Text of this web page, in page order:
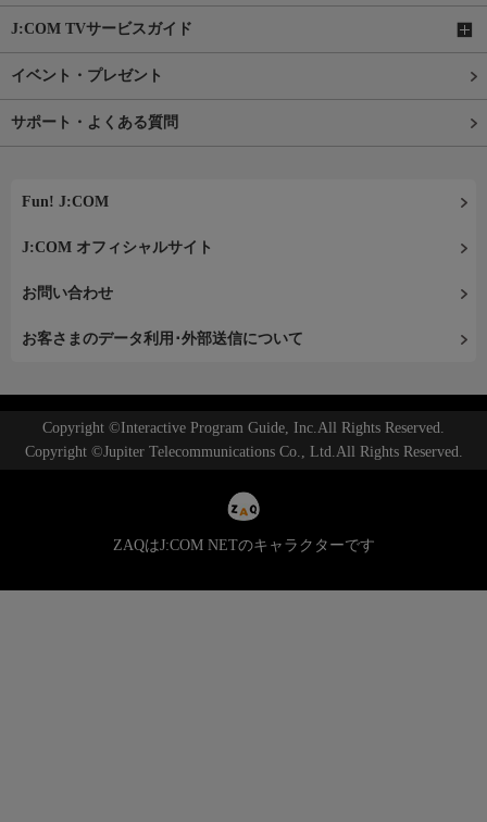
J:COM TVサービスガイド
イベント・プレゼント
サポート・よくある質問
Fun! J:COM
J:COM オフィシャルサイト
お問い合わせ
お客さまのデータ利用･外部送信について
Copyright ©Interactive Program Guide, Inc.All Rights Reserved.
Copyright ©Jupiter Telecommunications Co., Ltd.All Rights Reserved.
ZAQはJ:COM NETのキャラクターです